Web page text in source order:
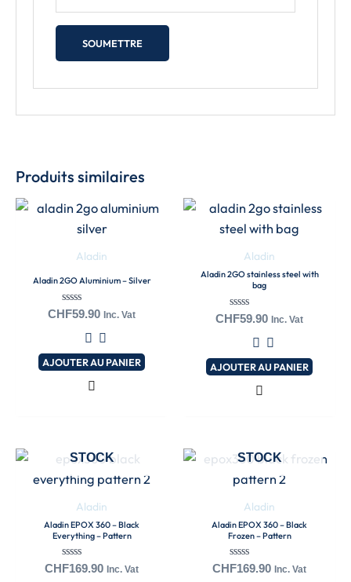
Produits similaires
Aladin
Aladin 2GO Aluminium – Silver
Note
CHF59.90 Inc. Vat
AJOUTER AU PANIER
Aladin
Aladin 2GO stainless steel with
bag
Note
CHF59.90 Inc. Vat
AJOUTER AU PANIER
STOCK
Aladin
Aladin EPOX 360 – Black
Everything – Pattern
Note
CHF169.90 Inc. Vat
STOCK
Aladin
Aladin EPOX 360 – Black
Frozen – Pattern
Note
CHF169.90 Inc. Vat